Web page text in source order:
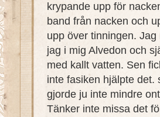
krypande upp för
band från nacken och
upp över tinningen.
jag i mig Alvedon och
med kallt vatten. Sen
inte fasiken hjälpte det.
gjorde ju inte mindre
Tänker inte missa det